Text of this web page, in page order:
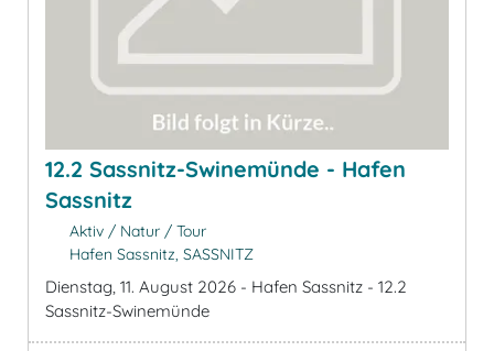
12.2 Sassnitz-Swinemünde - Hafen
Sassnitz
Aktiv / Natur / Tour
Hafen Sassnitz, SASSNITZ
Dienstag, 11. August 2026 - Hafen Sassnitz - 12.2
Sassnitz-Swinemünde